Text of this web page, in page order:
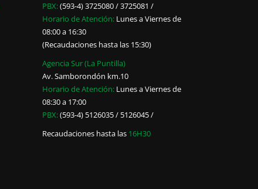
PBX:(593-4) 3725080 / 3725081 /
Horario de Atención:Lunes a Viernes de
08:00 a 16:30
(Recaudaciones hasta las 15:30)
Agencia Sur (La Puntilla)
Av. Samborondón km.10
Horario de Atención:Lunes a Viernes de
08:30 a 17:00
PBX:(593-4) 5126035 / 5126045 /
Recaudaciones hasta las 16H30